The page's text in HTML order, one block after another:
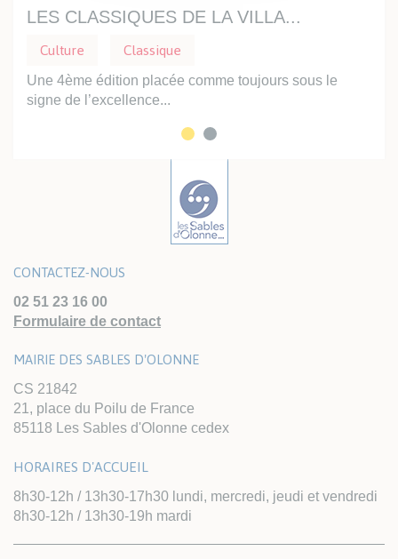
LES CLASSIQUES DE LA VILLA...
Culture Classique
Une 4ème édition placée comme toujours sous le
signe de l’excellence...
CONTACTEZ-NOUS
02 51 23 16 00
Formulaire de contact
MAIRIE DES SABLES D'OLONNE
CS 21842
21, place du Poilu de France
85118 Les Sables d'Olonne cedex
HORAIRES D'ACCUEIL
8h30-12h / 13h30-17h30 lundi, mercredi, jeudi et vendredi
8h30-12h / 13h30-19h mardi